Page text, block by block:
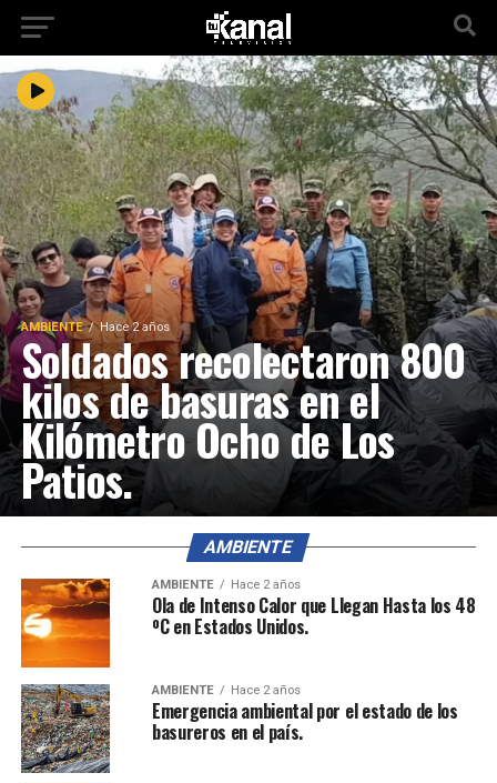
AMBIENTE Hace 2 años
Soldados recolectaron 800
kilos de basuras en el
Kilómetro Ocho de Los
Patios.
AMBIENTE
AMBIENTE Hace 2 años
Ola de Intenso Calor que Llegan Hasta los 48
ºC en Estados Unidos.
AMBIENTE Hace 2 años
Emergencia ambiental por el estado de los
basureros en el país.